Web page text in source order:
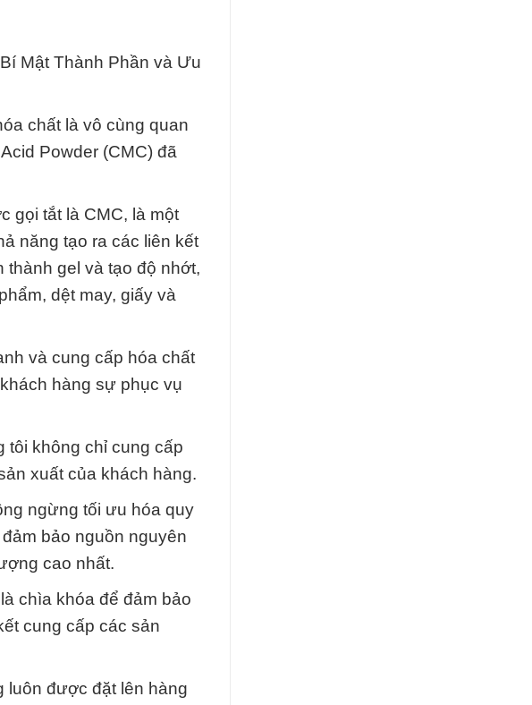
Mật Thành Phần và Ưu
chất là vô cùng quan
Powder (CMC) đã
gọi tắt là CMC, là một
năng tạo ra các liên kết
thành gel và tạo độ nhớt,
dệt may, giấy và
và cung cấp hóa chất
hàng sự phục vụ
tôi không chỉ cung cấp
xuất của khách hàng.
ngừng tối ưu hóa quy
bảo nguồn nguyên
cao nhất.
chìa khóa để đảm bảo
cung cấp các sản
luôn được đặt lên hàng